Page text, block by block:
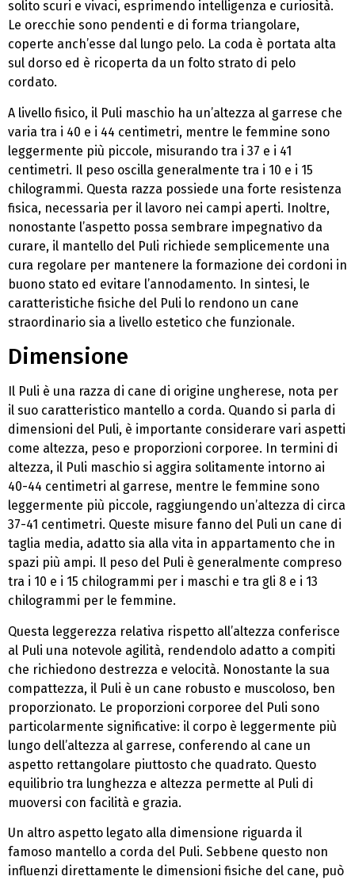
solito scuri e vivaci, esprimendo intelligenza e curiosità.
Le orecchie sono pendenti e di forma triangolare,
coperte anch’esse dal lungo pelo. La coda è portata alta
sul dorso ed è ricoperta da un folto strato di pelo
cordato.
A livello fisico, il Puli maschio ha un’altezza al garrese che
varia tra i 40 e i 44 centimetri, mentre le femmine sono
leggermente più piccole, misurando tra i 37 e i 41
centimetri. Il peso oscilla generalmente tra i 10 e i 15
chilogrammi. Questa razza possiede una forte resistenza
fisica, necessaria per il lavoro nei campi aperti. Inoltre,
nonostante l’aspetto possa sembrare impegnativo da
curare, il mantello del Puli richiede semplicemente una
cura regolare per mantenere la formazione dei cordoni in
buono stato ed evitare l’annodamento. In sintesi, le
caratteristiche fisiche del Puli lo rendono un cane
straordinario sia a livello estetico che funzionale.
Dimensione
Il Puli è una razza di cane di origine ungherese, nota per
il suo caratteristico mantello a corda. Quando si parla di
dimensioni del Puli, è importante considerare vari aspetti
come altezza, peso e proporzioni corporee. In termini di
altezza, il Puli maschio si aggira solitamente intorno ai
40-44 centimetri al garrese, mentre le femmine sono
leggermente più piccole, raggiungendo un’altezza di circa
37-41 centimetri. Queste misure fanno del Puli un cane di
taglia media, adatto sia alla vita in appartamento che in
spazi più ampi. Il peso del Puli è generalmente compreso
tra i 10 e i 15 chilogrammi per i maschi e tra gli 8 e i 13
chilogrammi per le femmine.
Questa leggerezza relativa rispetto all’altezza conferisce
al Puli una notevole agilità, rendendolo adatto a compiti
che richiedono destrezza e velocità. Nonostante la sua
compattezza, il Puli è un cane robusto e muscoloso, ben
proporzionato. Le proporzioni corporee del Puli sono
particolarmente significative: il corpo è leggermente più
lungo dell’altezza al garrese, conferendo al cane un
aspetto rettangolare piuttosto che quadrato. Questo
equilibrio tra lunghezza e altezza permette al Puli di
muoversi con facilità e grazia.
Un altro aspetto legato alla dimensione riguarda il
famoso mantello a corda del Puli. Sebbene questo non
influenzi direttamente le dimensioni fisiche del cane, può